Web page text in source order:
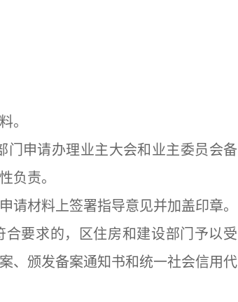
。
申请办理业主大会和业主委员会备
负责。
材料上签署指导意见并加盖印章。
要求的，区住房和建设部门予以受
、颁发备案通知书和统一社会信用代